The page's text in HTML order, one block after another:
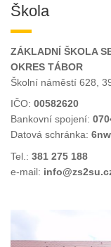
Škola
ZÁKLADNÍ ŠKOLA
OKRES TÁBOR
Školní náměstí 628,
IČO: 00582620
Bankovní spojení:
Datová schránka:
Tel.: 381 275 188
e-mail: